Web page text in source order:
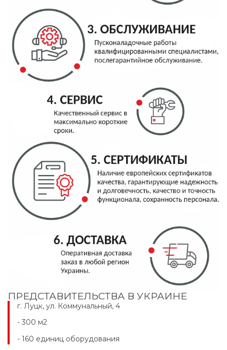
ПРЕДСТАВИТЕЛЬСТВА В УКРАИНЕ
г. Луцк, ул. Коммунальный, 4
- 300 м2
- 160 единиц оборудования